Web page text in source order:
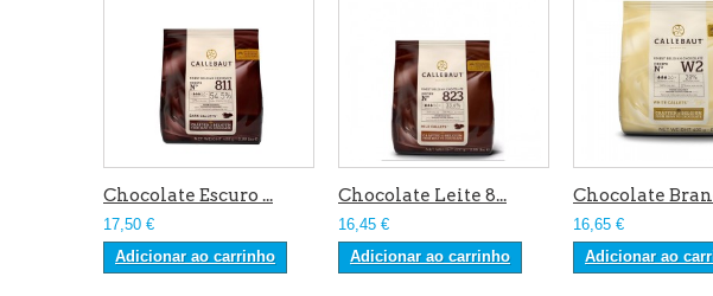
Chocolate Escuro ...
17,50 €
Adicionar ao carrinho
Chocolate Leite 8...
16,45 €
Adicionar ao carrinho
Chocolate
16,65 €
Adicionar ao